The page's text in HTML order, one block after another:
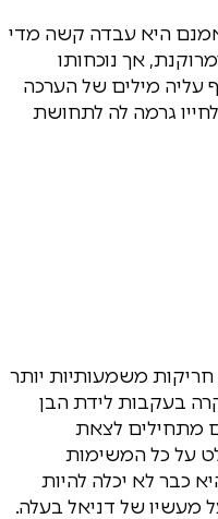
היא עבדה קשה מדי
אך נוכחותו
עליה מילים של הערכה
גרמה לה לתחושת
משמעותיות יותר
בעקבות לידת הבן
מתחילים לצאת
על כל המשימות
כבר לא יכלה להיות
מעשיו של דניאל בעלה.